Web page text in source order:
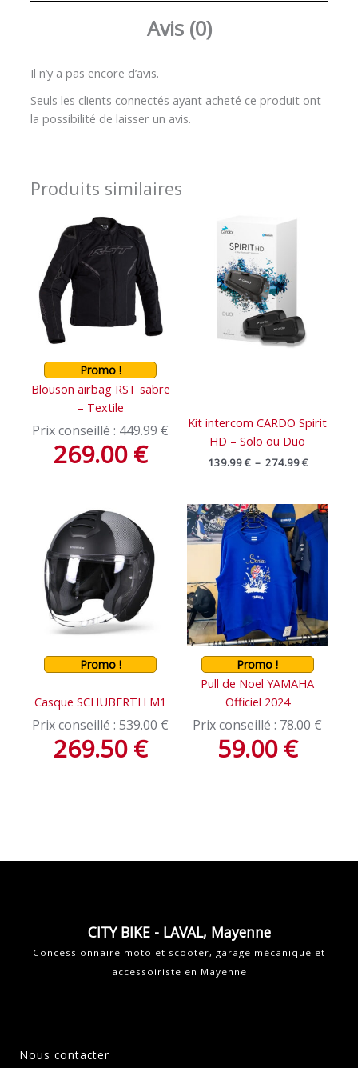
Avis (0)
Il n’y a pas encore d’avis.
Seuls les clients connectés ayant acheté ce produit ont
la possibilité de laisser un avis.
Produits similaires
Promo !
Blouson airbag RST sabre
– Textile
Prix conseillé : 449.99 €
269.00€
Kit intercom CARDO Spirit
HD – Solo ou Duo
139.99€ – 274.99€
Promo !
Casque SCHUBERTH M1
Prix conseillé :539.00 €
269.50€
Promo !
Pull de Noel YAMAHA
Officiel 2024
Prix conseillé : 78.00 €
59.00€
CITY BIKE - LAVAL, Mayenne
Concessionnaire moto et scooter, garage mécanique et
accessoiriste en Mayenne
Nous contacter